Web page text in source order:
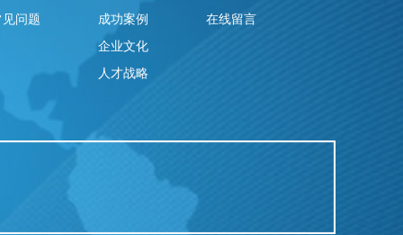
见问题
成功案例
企业文化
人才战略
在线留言